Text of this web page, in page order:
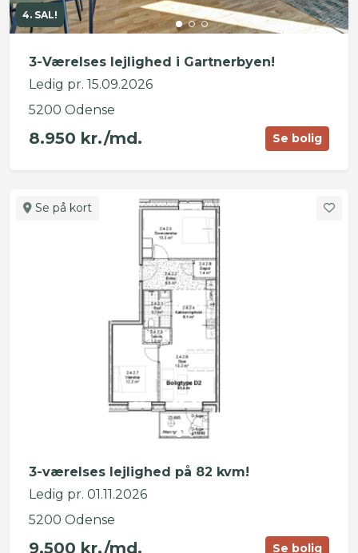
4. SAL!
3-Værelses lejlighed i Gartnerbyen!
Ledig pr. 15.09.2026
5200 Odense
8.950 kr./md. Se bolig
Se på kort
3-værelses lejlighed på 82 kvm!
Ledig pr. 01.11.2026
5200 Odense
9.500 kr./md. Se bolig